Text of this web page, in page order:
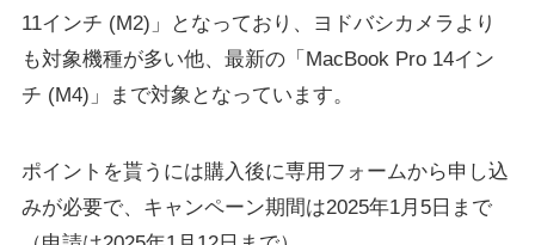
11インチ (M2)」となっており、ヨドバシカメラより
も対象機種が多い他、最新の「MacBook Pro 14イン
チ (M4)」まで対象となっています。
ポイントを貰うには購入後に専用フォームから申し込
みが必要で、キャンペーン期間は2025年1月5日まで